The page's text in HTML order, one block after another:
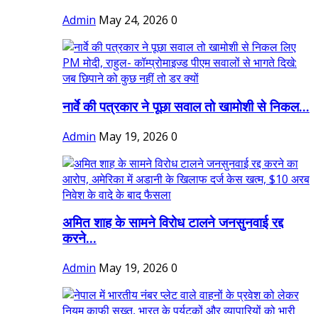
Admin May 24, 2026 0
नार्वे की पत्रकार ने पूछा सवाल तो खामोशी से निकल...
Admin May 19, 2026 0
अमित शाह के सामने विरोध टालने जनसुनवाई रद्द
करने...
Admin May 19, 2026 0